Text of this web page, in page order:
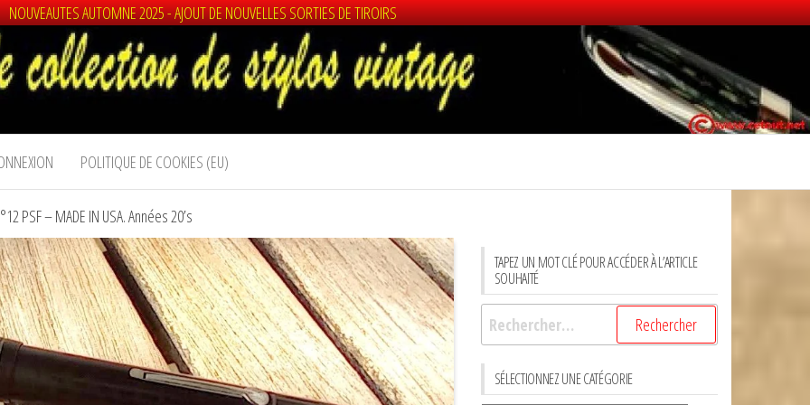
NOUVEAUTES AUTOMNE 2025 - AJOUT DE NOUVELLES SORTIES DE TIROIRS
POLITIQUE DE COOKIES (EU)
PSF – MADE IN USA. Années 20’s
TAPEZ UN MOT CLÉ POUR ACCÉDER À L’ARTICLE
SOUHAITÉ
Rechercher :
SÉLECTIONNEZ UNE CATÉGORIE